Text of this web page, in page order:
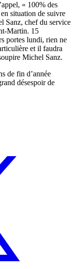
« 100% des
situation de suivre
Sanz, chef du service
Martin. 15
portes lundi, rien ne
et il faudra
Michel Sanz.
de fin d’année
désespoir de